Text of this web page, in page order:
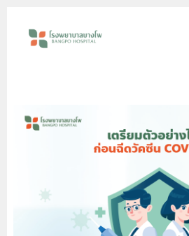
contentพยาบาล
Health